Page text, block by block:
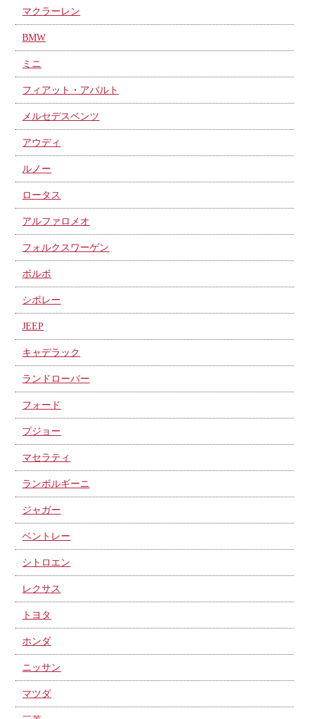
マクラーレン
BMW
ミニ
フィアット・アバルト
メルセデスベンツ
アウディ
ルノー
ロータス
アルファロメオ
フォルクスワーゲン
ボルボ
シボレー
JEEP
キャデラック
ランドローバー
フォード
プジョー
マセラティ
ランボルギーニ
ジャガー
ベントレー
シトロエン
レクサス
トヨタ
ホンダ
ニッサン
マツダ